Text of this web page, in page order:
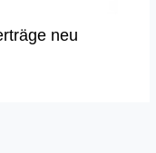
neu